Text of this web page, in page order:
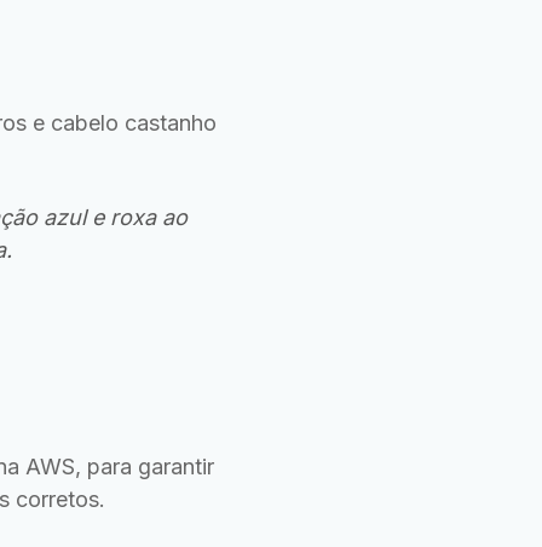
e cabelo castanho
azul e roxa ao
AWS, para garantir
corretos.